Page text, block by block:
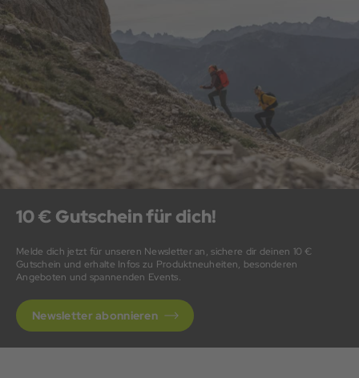
10 € Gutschein für dich!
Melde dich jetzt für unseren Newsletter an, sichere dir deinen 10 €
Gutschein und erhalte Infos zu Produktneuheiten, besonderen
Angeboten und spannenden Events.
Newsletter abonnieren